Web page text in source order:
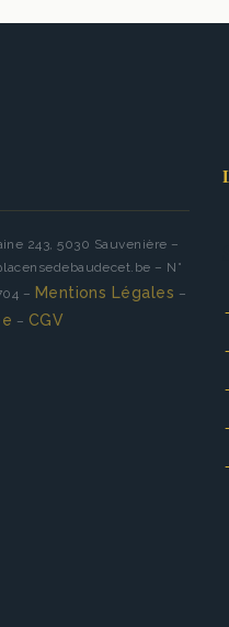
243, 5030 Sauvenière –
– N°
– Mentions Légales –
– CGV